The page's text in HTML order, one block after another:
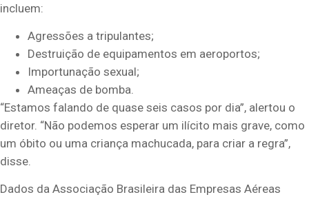
incluem:
Agressões a tripulantes;
Destruição de equipamentos em aeroportos;
Importunação sexual;
Ameaças de bomba.
“Estamos falando de quase seis casos por dia”, alertou o
diretor. “Não podemos esperar um ilícito mais grave, como
um óbito ou uma criança machucada, para criar a regra”,
disse.
Dados da Associação Brasileira das Empresas Aéreas